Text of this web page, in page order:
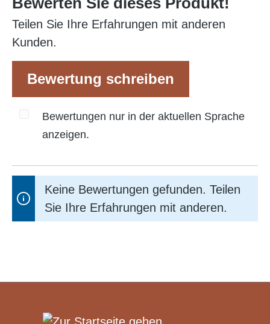
Durchschnittliche Bewertung von 0 von 5
Teilen Sie Ihre Erfahrungen mit anderen
Kunden.
Bewertung schreiben
Bewertungen nur in der aktuellen Sprache
anzeigen.
Keine Bewertungen gefunden. Teilen
Sie Ihre Erfahrungen mit anderen.